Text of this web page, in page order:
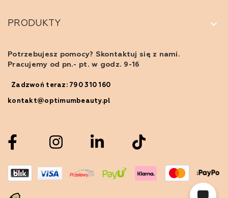
PRODUKTY keyboard_arrow_down
Potrzebujesz pomocy? Skontaktuj się z nami.
Pracujemy od pn.- pt. w godz. 9-16
Zadzwoń teraz: 790 310 160
kontakt@optimumbeauty.pl